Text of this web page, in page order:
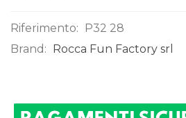
Riferimento: P32 28
Brand: Rocca Fun Factory srl